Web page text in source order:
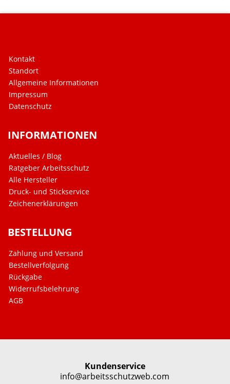
Kontakt
Standort
Allgemeine Informationen
Impressum
Datenschutz
INFORMATIONEN
Aktuelles / Blog
Ratgeber Arbeitsschutz
Alle Hersteller
Druck- und Stickservice
Zeichenerklärungen
BESTELLUNG
Zahlung und Versand
Bestellverfolgung
Rückgabe
Widerrufsbelehrung
AGB
Kundenservice
info@arbeitsschutzweb.com